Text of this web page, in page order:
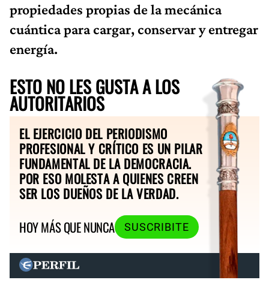
propiedades propias de la mecánica
cuántica para cargar, conservar y entregar
energía.
ESTO NO LES GUSTA A LOS
AUTORITARIOS
EL EJERCICIO DEL PERIODISMO
PROFESIONAL Y CRÍTICO ES UN PILAR
FUNDAMENTAL DE LA DEMOCRACIA.
POR ESO MOLESTA A QUIENES CREEN
SER LOS DUEÑOS DE LA VERDAD.
HOY MÁS QUE NUNCA
SUSCRIBITE